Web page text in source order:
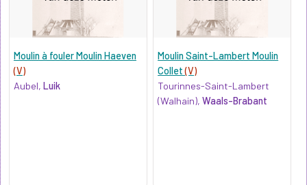
Moulin à fouler Moulin Haeven
(V)
Aubel, Luik
Moulin Saint-Lambert Moulin
Collet(V)
Tourinnes-Saint-Lambert
(Walhain),Waals-Brabant